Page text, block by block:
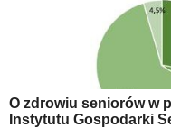
O zdrowiu seniorów w
Instytutu Gospodarki